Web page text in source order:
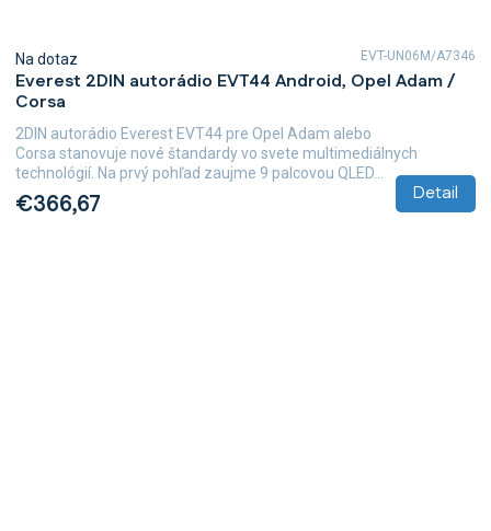
Everest 2DIN autorádio EVT44 Android, Opel Adam /
Corsa
Na dotaz
€366,67 Detail
2DIN autorádio Everest EVT44 pre Opel Adam alebo
Corsa stanovuje nové štandardy vo svete multimediálnych
technológií. Na prvý pohľad zaujme 9 palcovou QLED...
EVT-UN06M/A7346